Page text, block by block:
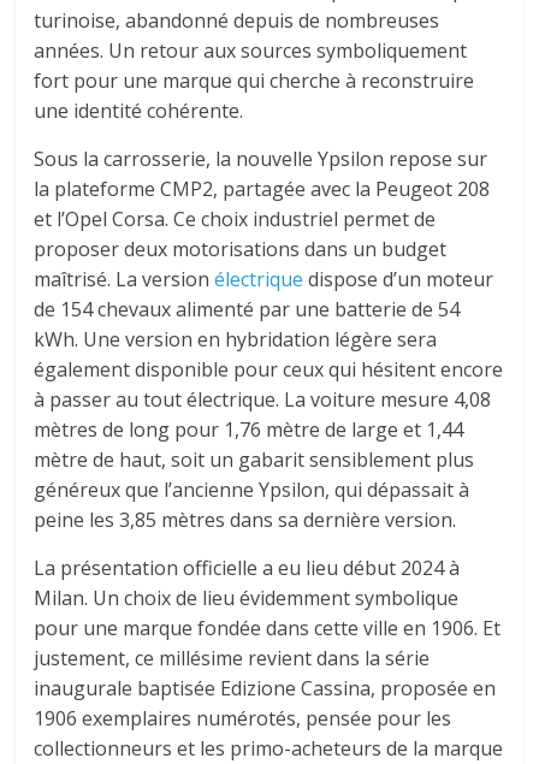
turinoise, abandonné depuis de nombreuses
années. Un retour aux sources symboliquement
fort pour une marque qui cherche à reconstruire
une identité cohérente.
Sous la carrosserie, la nouvelle Ypsilon repose sur
la plateforme CMP2, partagée avec la Peugeot 208
et l’Opel Corsa. Ce choix industriel permet de
proposer deux motorisations dans un budget
maîtrisé. La versionélectrique dispose d’un moteur
de 154 chevaux alimenté par une batterie de 54
kWh. Une version en hybridation légère sera
également disponible pour ceux qui hésitent encore
à passer au tout électrique. La voiture mesure 4,08
mètres de long pour 1,76 mètre de large et 1,44
mètre de haut, soit un gabarit sensiblement plus
généreux que l’ancienne Ypsilon, qui dépassait à
peine les 3,85 mètres dans sa dernière version.
La présentation officielle a eu lieu début 2024 à
Milan. Un choix de lieu évidemment symbolique
pour une marque fondée dans cette ville en 1906. Et
justement, ce millésime revient dans la série
inaugurale baptisée Edizione Cassina, proposée en
1906 exemplaires numérotés, pensée pour les
collectionneurs et les primo-acheteurs de la marque